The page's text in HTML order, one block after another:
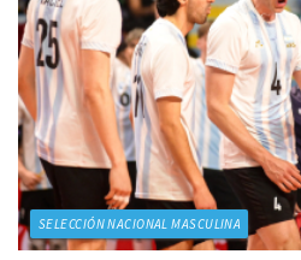
SELECCIÓN NACIONAL MASCULINA